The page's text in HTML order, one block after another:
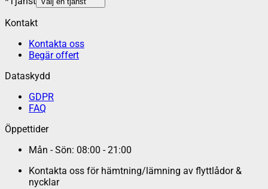
Kontakt
Kontakta oss
Begär offert
Dataskydd
GDPR
FAQ
Öppettider
Mån - Sön: 08:00 - 21:00
Kontakta oss för hämtning/lämning av flyttlådor &
nycklar